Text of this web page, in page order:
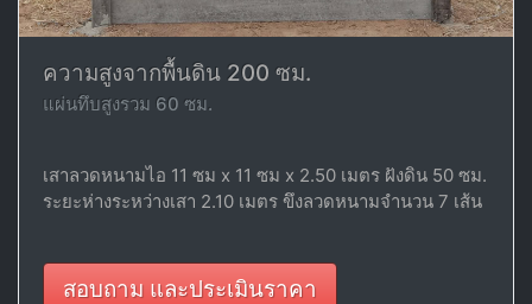
ความสูงจากพื้นดิน 200 ซม.
แผ่นทึบสูงรวม 60 ซม.
เสาลวดหนามไอ 11 ซม x 11 ซม x 2.50 เมตร ฝังดิน 50 ซม.
ระยะห่างระหว่างเสา 2.10 เมตร ขึงลวดหนามจำนวน 7 เส้น
สอบถาม และประเมินราคา